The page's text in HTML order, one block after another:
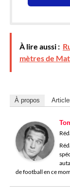
À lire aussi :
mètres de
À propos
de football en ce